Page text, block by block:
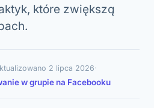
które zwiększą
2 lipca 2026·
w grupie na Facebooku